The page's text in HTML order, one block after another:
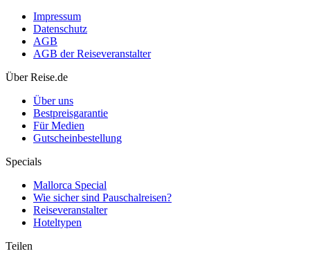
achten ist
Impressum
Datenschutz
AGB
AGB der Reiseveranstalter
Über Reise.de
Über uns
Bestpreisgarantie
Für Medien
Gutscheinbestellung
Specials
Mallorca Special
Wie sicher sind Pauschalreisen?
Reiseveranstalter
Hoteltypen
Teilen